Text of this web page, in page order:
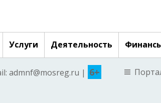
Услуги Деятельность
admnf@mosreg.ru | 6+